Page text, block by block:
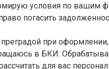
условия по вашим
погасить
при
в БКИ.
для вас